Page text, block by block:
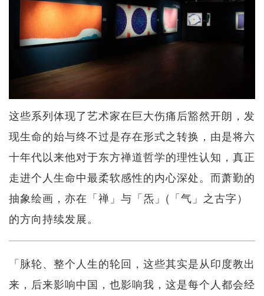
这些系列体现了艺术家在巨大伤痛后豁然开朗，发
现生命的始与终不过是存在形式之转换，由是将六
十年代以来他对于东方禅道哲学的理性认知，真正
走进个人生命中最柔软感性的内心深处。而萧勤的
抽象绘画，亦在「禅」与「炁」(「气」之古字）
的方向持续发展。
「脉轮、整个人生的轮回，这些其实是从印度教出
来，后来影响中国，也影响我，这是每个人都会经